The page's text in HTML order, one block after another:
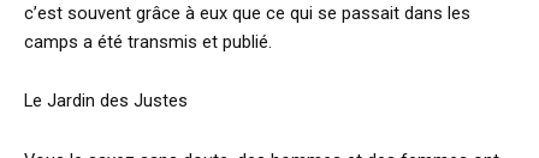
c’est souvent grâce à eux que ce qui se passait dans les
camps a été transmis et publié.
Le Jardin des Justes